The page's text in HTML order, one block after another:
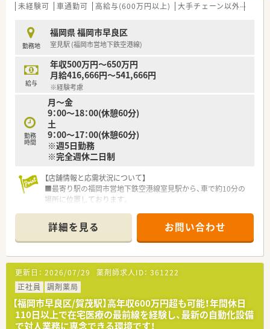
■残業時間は月に5時間以下と非常に少なく、定時で退勤するこ
とが基本の職場環境です。
■週40時間のシフト制で勤務時間が明確なため、プライベート
の予定も非常に立てやすいです。
■万が一の異動も自宅から60分圏内が目安とされており、生活
基盤を大切にしながら働けます。
■産休や育休からの復帰率が非常に高く、多くの方が子育てと両
立しながら活躍しています。
■年に一度開催される社員旅行などを通じて、エリアの垣根を越
えた交流を大切にしています。
■創業以来、連続昇給を続ける安定した経営基盤のもとで、安心
して長く働くことができます。
■社員のコミュニケーションを重視しており、風通しが良く働き
未経験可 車通勤可 高給与(600万円以上) 大手チェーン以外
勤務地
福岡県 福岡市早良区
室見駅 (福岡市営地下鉄空港線)
給与
年収500万円～650万円
月給416,666円～541,666円
※経験考慮
勤務
時間
月～金
9：00～18：00(休憩60分)
土
9：00～17：00(休憩60分)
※週5日勤務
※完全週休二日制
【店舗情報と応需状況について】
■最寄り駅の福岡市営地下鉄空港線室見駅から、車で約10分の
場所に位置しております。
方箋枚数は100枚程度です。
■薬剤師9名、事務員8名という手厚い人員体制で、店舗全体で協
力して業務にあたります。
【募集背景と求める人物像について】
■今後のサービス体制を維持・向上させるため、熱意ある薬剤師
の方を1名募集いたします。
■成長分野である在宅医療の専門性を高めたいという、高い向上
心をお持ちの方を歓迎します。
■チームで意見を出し合いながら、業務改善や効率化に積極的に
詳細を見る お問い合わせ
更新日： 2026/07/29 薬剤師求人ID： 361222
正社員
調剤薬局
【福岡市早良区/賀茂駅】高年収600万円超も可能！年間休日
110日以上で在宅医療の最前線を経験し、最新の自動化設備
で対人業務に専念できる環境です！